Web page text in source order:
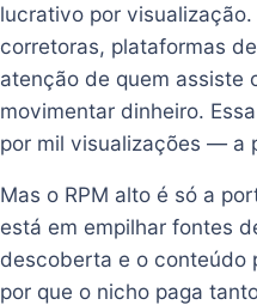
lucrativo por
corretoras, plataformas
atenção de quem assiste
movimentar dinheiro.
por mil visualizações — a
Mas o RPM alto é só a
está em empilhar fontes
descoberta e o conteúdo
por que o nicho paga